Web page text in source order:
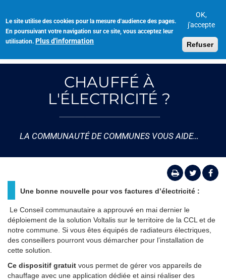
Le site utilise des cookies pour la mesure d'audience des pages.
En poursuivant votre navigation sur ce site, vous acceptez leur
utilisation. Plus d'information
OK,
j'accepte
Refuser
contenu
principal
CHAUFFÉ À
L'ÉLECTRICITÉ ?
LA COMMUNAUTÉ DE COMMUNES VOUS AIDE…
Une bonne nouvelle pour vos factures d’électricité :
Le Conseil communautaire a approuvé en mai dernier le
déploiement de la solution Voltalis sur le territoire de la CCL et de
notre commune. Si vous êtes équipés de radiateurs électriques,
des conseillers pourront vous démarcher pour l’installation de
cette solution.
Ce dispositif gratuit vous permet de gérer vos appareils de
chauffage avec une application dédiée et ainsi réaliser des